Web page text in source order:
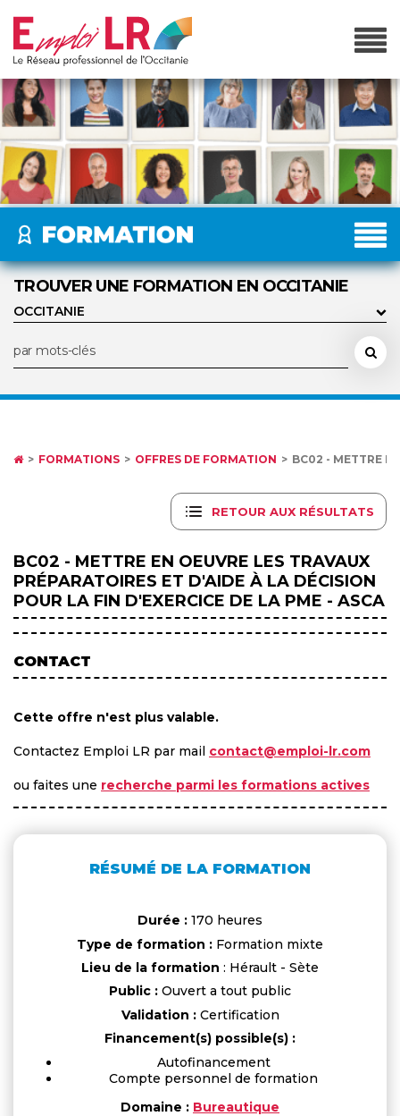
TROUVER UNE FORMATION EN OCCITANIE
FORMATIONS OFFRES DE FORMATION BC02 - METTRE
RETOUR AUX RÉSULTATS
BC02 - METTRE EN OEUVRE LES TRAVAUX
PRÉPARATOIRES ET D'AIDE À LA DÉCISION
POUR LA FIN D'EXERCICE DE LA PME - ASCA
CONTACT
Cette offre n'est plus valable.
Contactez Emploi LR par mail contact@emploi-lr.com
ou faites une recherche parmi les formations actives
RÉSUMÉ DE LA FORMATION
Durée : 170 heures
Type de formation : Formation mixte
Lieu de la formation : Hérault - Sète
Public : Ouvert a tout public
Validation :Certification
Financement(s) possible(s) :
Autofinancement
Compte personnel de formation
Domaine : Bureautique